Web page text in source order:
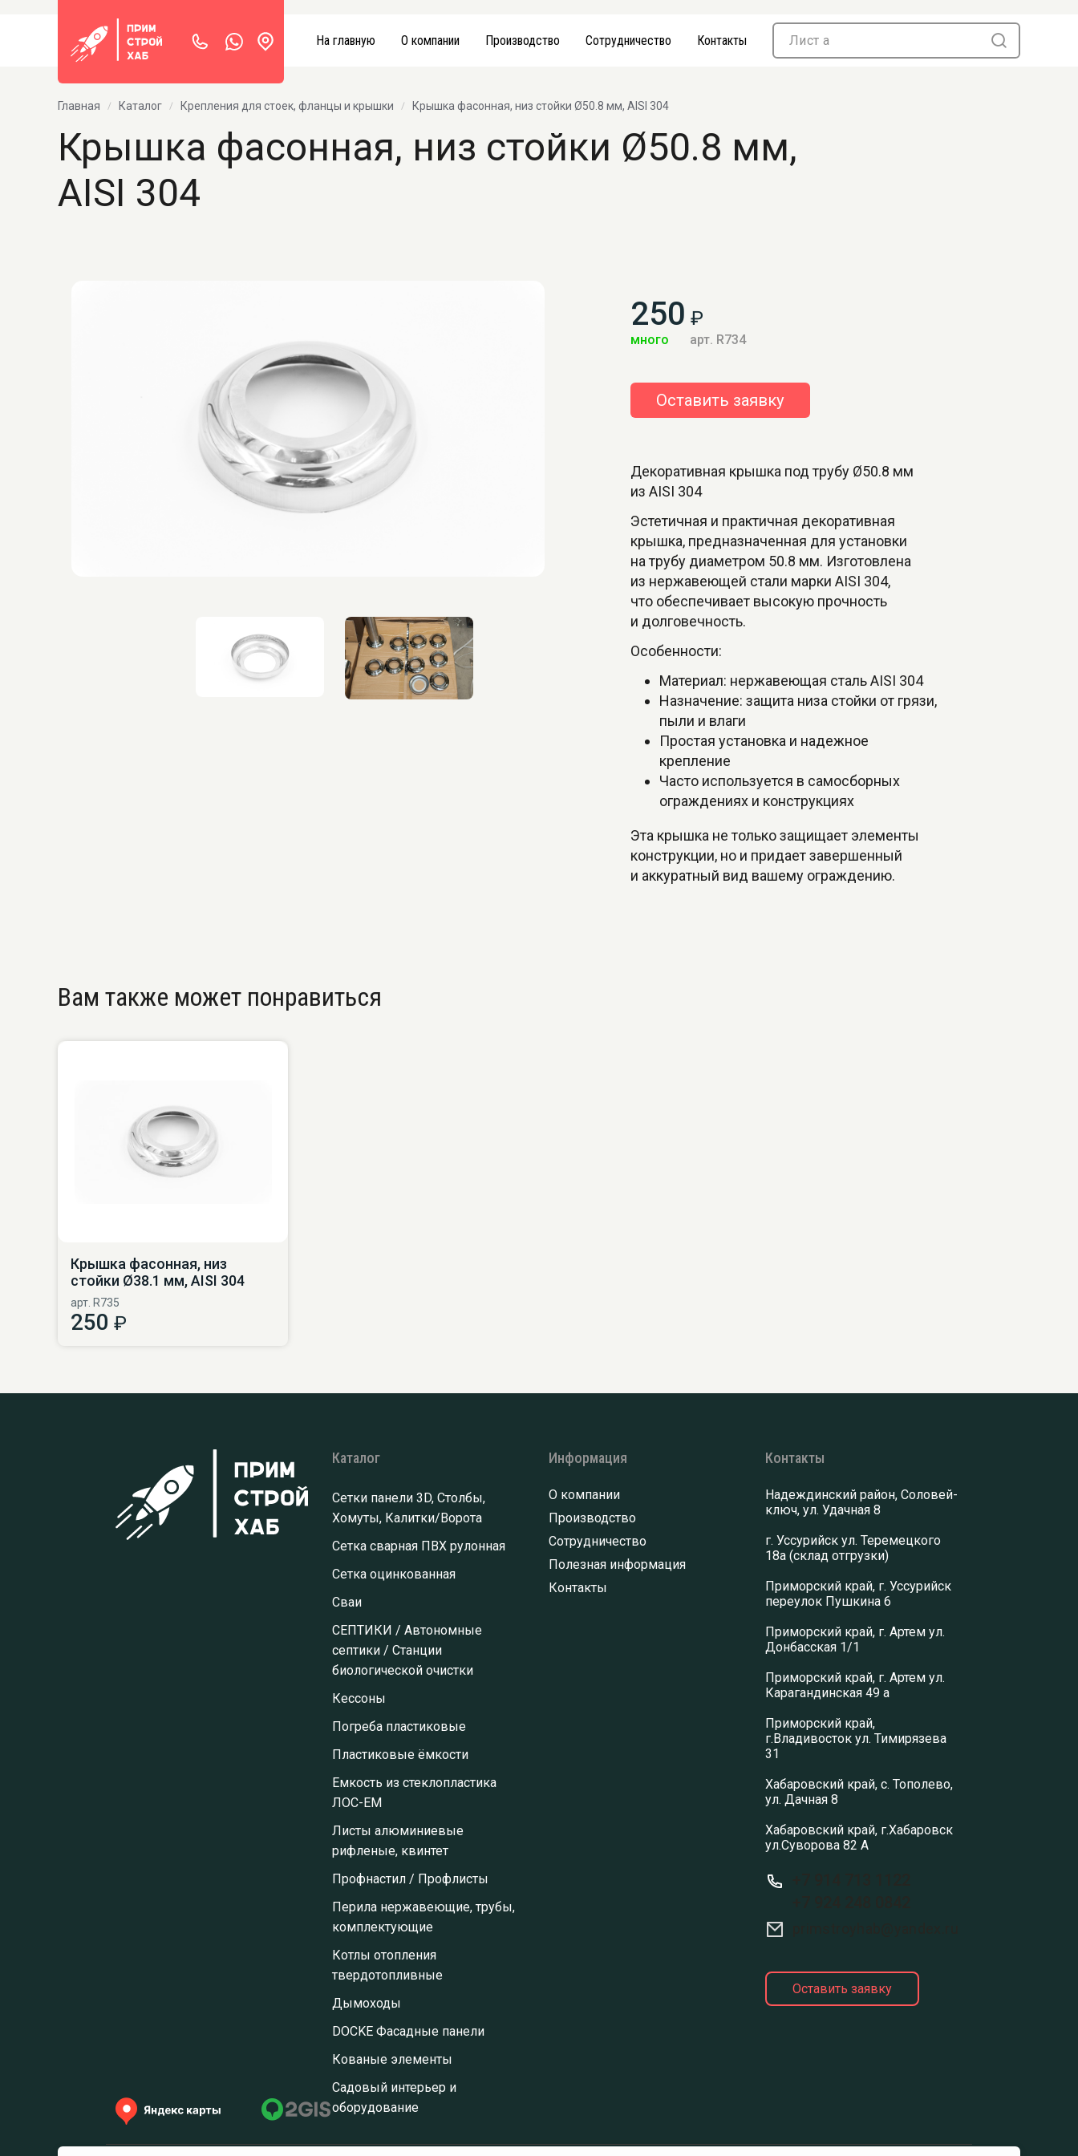
На главную О компании Производство Сотрудничество Контакты
Главная Каталог Крепления для стоек, фланцы и крышки Крышка фасонная, низ стойки Ø50.8 мм, AISI 304
Крышка фасонная, низ стойки Ø50.8 мм,
AISI 304
250 ₽
много арт. R734
Оставить заявку
Декоративная крышка под трубу Ø50.8 мм
из AISI 304
Эстетичная и практичная декоративная
крышка, предназначенная для установки
на трубу диаметром 50.8 мм. Изготовлена
из нержавеющей стали марки AISI 304,
что обеспечивает высокую прочность
и долговечность.
Особенности:
Материал: нержавеющая сталь AISI 304
Назначение: защита низа стойки от грязи,
пыли и влаги
Простая установка и надежное
крепление
Часто используется в самосборных
ограждениях и конструкциях
Эта крышка не только защищает элементы
конструкции, но и придает завершенный
и аккуратный вид вашему ограждению.
Вам также может понравиться
Крышка фасонная, низ
стойки Ø38.1 мм, AISI 304
арт. R735
250 ₽
Каталог
Сетки панели 3D, Столбы,
Хомуты, Калитки/Ворота
Сетка сварная ПВХ рулонная
Сетка оцинкованная
Сваи
СЕПТИКИ / Автономные
септики / Станции
биологической очистки
Кессоны
Погреба пластиковые
Пластиковые ёмкости
Емкость из стеклопластика
ЛОС-ЕМ
Листы алюминиевые
рифленые, квинтет
Профнастил / Профлисты
Перила нержавеющие, трубы,
комплектующие
Котлы отопления
твердотопливные
Дымоходы
DOCKE Фасадные панели
Кованые элементы
⁠Садовый интерьер и
оборудование
Информация
О компании
Производство
Сотрудничество
Полезная информация
Контакты
Контакты
Надеждинский район, Соловей-
ключ, ул. Удачная 8
г. Уссурийск ул. Теремецкого
18а (склад отгрузки)
Приморский край, г. Уссурийск
переулок Пушкина 6
Приморский край, г. Артем ул.
Донбасская 1/1
Приморский край, г. Артем ул.
Карагандинская 49 а
Приморский край,
г.Владивосток ул. Тимирязева
31
Хабаровский край, с. Тополево,
ул. Дачная 8
Хабаровский край, г.Хабаровск
ул.Суворова 82 А
Оставить заявку